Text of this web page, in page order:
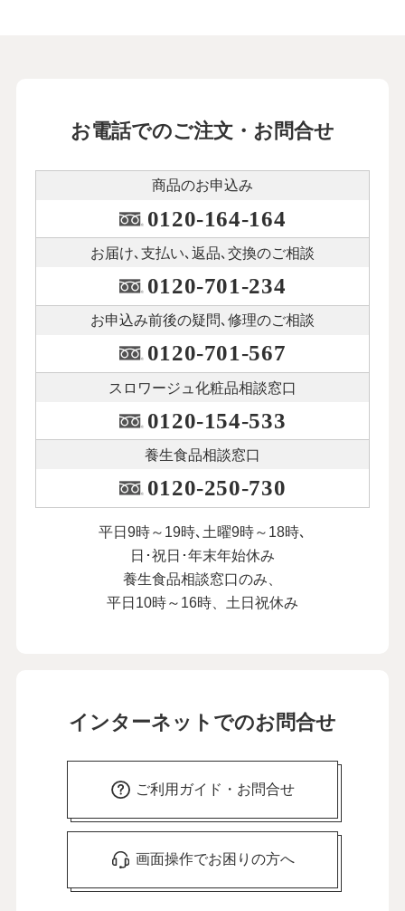
お電話でのご注文・お問合せ
商品のお申込み
0120-164-164
お届け､支払い､ 返品､交換のご相談
0120-701-234
お申込み前後の疑問､修理のご相談
0120-701-567
スロワージュ化粧品相談窓口
0120-154-533
養生食品相談窓口
0120-250-730
平日9時～19時､土曜9時～18時､
日･祝日･年末年始休み
養生食品相談窓口のみ、
平日10時～16時、土日祝休み
インターネットでのお問合せ
ご利用ガイド・お問合せ
画面操作でお困りの方へ